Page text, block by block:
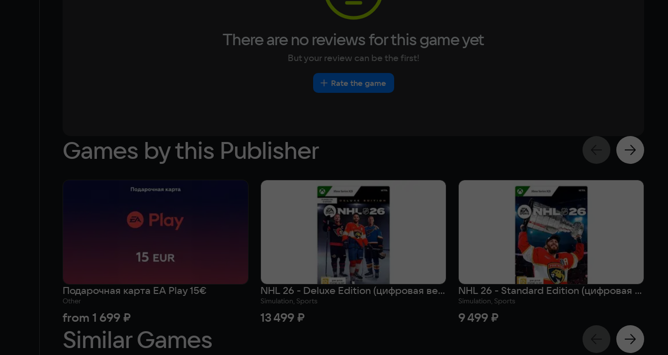
There are no reviews for this game yet
But your review can be the first!
Rate the game
Games by this Publisher
Подарочная карта EA Play 15€
Other
from 1 699 ₽
NHL 26 - Deluxe Edition (цифровая версия) (Xbox Series X|S) (WW)
Simulation, Sports
13 499 ₽
NHL 26 - Standard Edition (цифровая версия) (Xbox Series X|S) (WW)
Simulation, Sports
9 499 ₽
Similar Games